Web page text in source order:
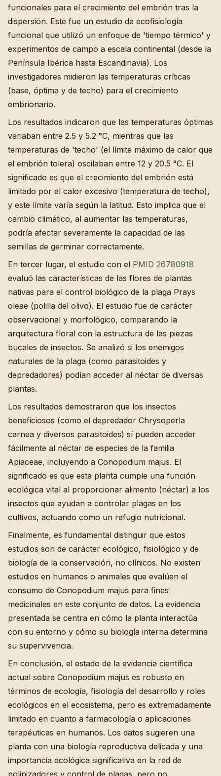
funcionales para el crecimiento del embrión tras la
dispersión. Este fue un estudio de ecofisiología
funcional que utilizó un enfoque de 'tiempo térmico' y
experimentos de campo a escala continental (desde la
Península Ibérica hasta Escandinavia). Los
investigadores midieron las temperaturas críticas
(base, óptima y de techo) para el crecimiento
embrionario.
Los resultados indicaron que las temperaturas óptimas
variaban entre 2.5 y 5.2 °C, mientras que las
temperaturas de 'techo' (el límite máximo de calor que
el embrión tolera) oscilaban entre 12 y 20.5 °C. El
significado es que el crecimiento del embrión está
limitado por el calor excesivo (temperatura de techo),
y este límite varía según la latitud. Esto implica que el
cambio climático, al aumentar las temperaturas,
podría afectar severamente la capacidad de las
semillas de germinar correctamente.
En tercer lugar, el estudio con el PMID 26780918
evaluó las características de las flores de plantas
nativas para el control biológico de la plaga Prays
oleae (polilla del olivo). El estudio fue de carácter
observacional y morfológico, comparando la
arquitectura floral con la estructura de las piezas
bucales de insectos. Se analizó si los enemigos
naturales de la plaga (como parasitoides y
depredadores) podían acceder al néctar de diversas
plantas.
Los resultados demostraron que los insectos
beneficiosos (como el depredador Chrysoperla
carnea y diversos parasitoides) sí pueden acceder
fácilmente al néctar de especies de la familia
Apiaceae, incluyendo a Conopodium majus. El
significado es que esta planta cumple una función
ecológica vital al proporcionar alimento (néctar) a los
insectos que ayudan a controlar plagas en los
cultivos, actuando como un refugio nutricional.
Finalmente, es fundamental distinguir que estos
estudios son de carácter ecológico, fisiológico y de
biología de la conservación, no clínicos. No existen
estudios en humanos o animales que evalúen el
consumo de Conopodium majus para fines
medicinales en este conjunto de datos. La evidencia
presentada se centra en cómo la planta interactúa
con su entorno y cómo su biología interna determina
su supervivencia.
En conclusión, el estado de la evidencia científica
actual sobre Conopodium majus es robusto en
términos de ecología, fisiología del desarrollo y roles
ecológicos en el ecosistema, pero es extremadamente
limitado en cuanto a farmacología o aplicaciones
terapéuticas en humanos. Los datos sugieren una
planta con una biología reproductiva delicada y una
importancia ecológica significativa en la red de